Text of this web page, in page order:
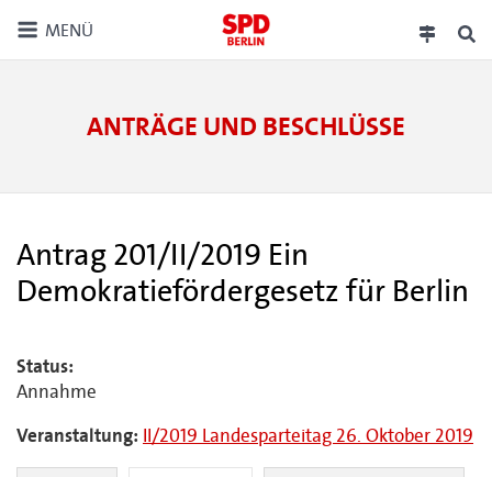
MENÜ
ANTRÄGE UND BESCHLÜSSE
Antrag 201/II/2019 Ein
Demokratiefördergesetz für Berlin
Status:
Annahme
Veranstaltung: II/2019 Landesparteitag 26. Oktober 2019